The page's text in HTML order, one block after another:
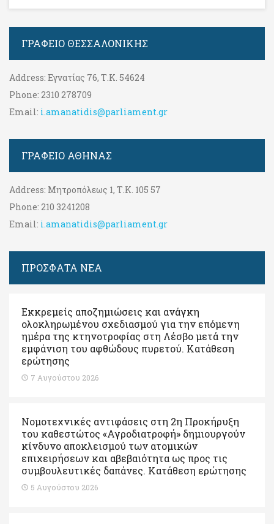
ΓΡΑΦΕΊΟ ΘΕΣΣΑΛΟΝΊΚΗΣ
Address: Εγνατίας 76, Τ.Κ. 54624
Phone: 2310 278709
Email: i.amanatidis@parliament.gr
ΓΡΑΦΕΊΟ ΑΘΉΝΑΣ
Address: Μητροπόλεως 1, Τ.Κ. 105 57
Phone: 210 3241208
Email: i.amanatidis@parliament.gr
ΠΡΟΣΦΑΤΑ ΝΕΑ
Εκκρεμείς αποζημιώσεις και ανάγκη
ολοκληρωμένου σχεδιασμού για την επόμενη
ημέρα της κτηνοτροφίας στη Λέσβο μετά την
εμφάνιση του αφθώδους πυρετού. Kατάθεση
ερώτησης
7 Αυγούστου 2026
Νομοτεχνικές αντιφάσεις στη 2η Προκήρυξη
του καθεστώτος «Αγροδιατροφή» δημιουργούν
κίνδυνο αποκλεισμού των ατομικών
επιχειρήσεων και αβεβαιότητα ως προς τις
συμβουλευτικές δαπάνες. Κατάθεση ερώτησης
5 Αυγούστου 2026